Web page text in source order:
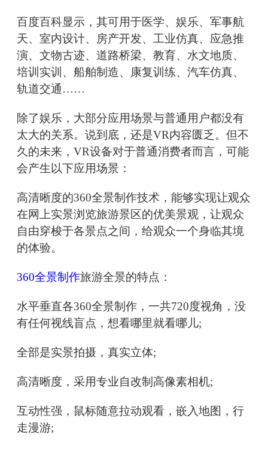
百度百科显示，其可用于医学、娱乐、军事航
天、室内设计、房产开发、工业仿真、应急推
演、文物古迹、道路桥梁、教育、水文地质、
培训实训、船舶制造、康复训练、汽车仿真、
轨道交通……
除了娱乐，大部分应用场景与普通用户都没有
太大的关系。说到底，还是VR内容匮乏。但不
久的未来，VR设备对于普通消费者而言，可能
会产生以下应用场景：
高清晰度的360全景制作技术，能够实现让观众
在网上实景浏览旅游景区的优美景观，让观众
自由穿梭于各景点之间，给观众一个身临其境
的体验。
360全景制作旅游全景的特点：
水平垂直各360全景制作，一共720度视角，没
有任何视线盲点，想看哪里就看哪儿;
全部是实景拍摄，真实立体;
高清晰度，采用专业自改制高像素相机;
互动性强，鼠标随意拉动观看，嵌入地图，行
走漫游;